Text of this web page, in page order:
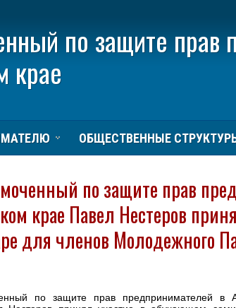
по защите прав
крае
ОБЩЕСТВЕННЫЕ
по защите прав
крае Павел Нестеров
для членов Молодежного
по защите прав предпринимателей в